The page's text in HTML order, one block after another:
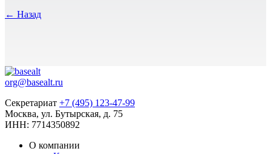
← Назад
org@basealt.ru
Секретариат +7 (495) 123-47-99
Москва, ул. Бутырская, д. 75
ИНН: 7714350892
О компании